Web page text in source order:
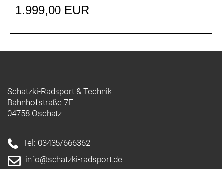
1.999,00 EUR
Schatzki-Radsport & Technik
Bahnhofstraße 7F
04758 Oschatz
Tel: 03435/666362
info@schatzki-radsport.de